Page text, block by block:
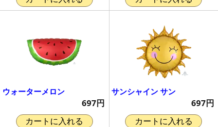
ウォーターメロン
697円
カートに入れる
サンシャイン サン
697円
カートに入れる